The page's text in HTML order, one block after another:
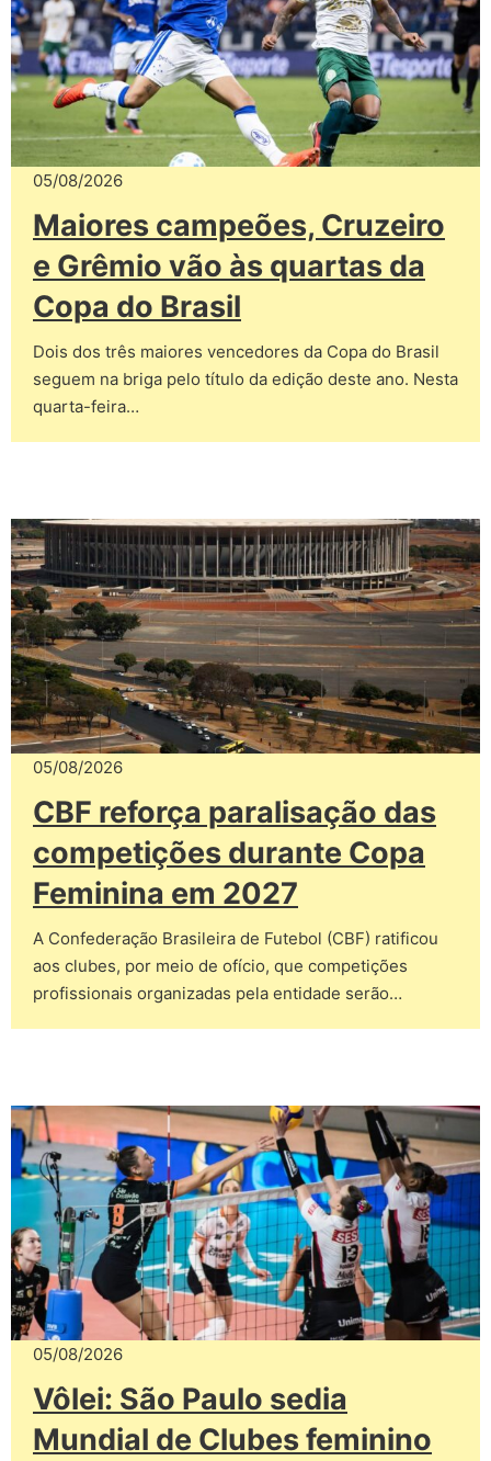
05/08/2026
Maiores campeões, Cruzeiro
e Grêmio vão às quartas da
Copa do Brasil
Dois dos três maiores vencedores da Copa do Brasil
seguem na briga pelo título da edição deste ano. Nesta
quarta-feira…
05/08/2026
CBF reforça paralisação das
competições durante Copa
Feminina em 2027
A Confederação Brasileira de Futebol (CBF) ratificou
aos clubes, por meio de ofício, que competições
profissionais organizadas pela entidade serão…
05/08/2026
Vôlei: São Paulo sedia
Mundial de Clubes feminino